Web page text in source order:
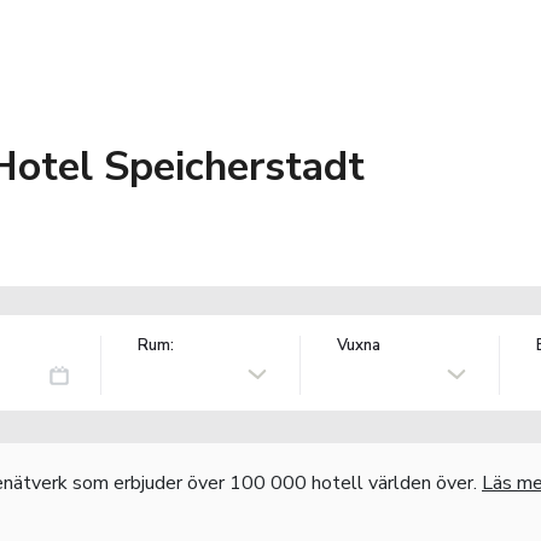
Speicherstadt
Rum: Vuxna
som erbjuder över 100 000 hotell världen över. Läs